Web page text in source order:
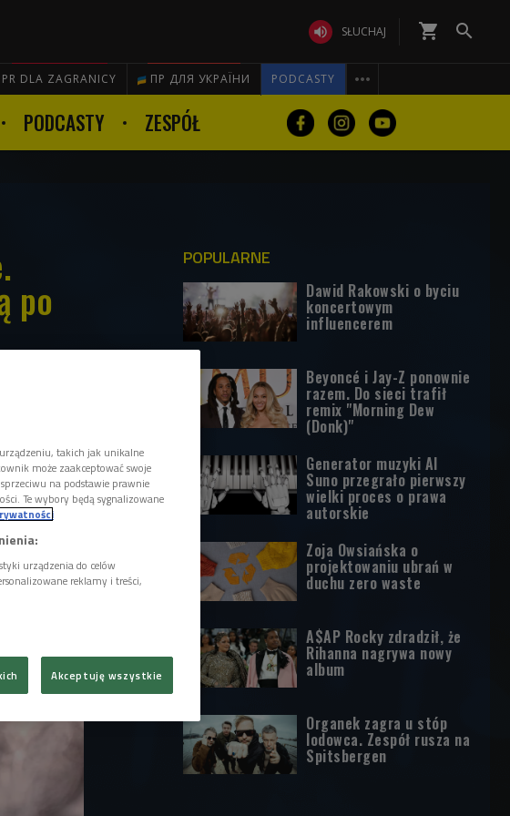
 SŁUCHAJ shopping_cart 
PR DLA ZAGRANICY ПР ДЛЯ УКРАЇНИ PODCASTY 

PODCASTY ZESPÓŁ
po
POPULARNE
Dawid Rakowski o byciu
koncertowym
influencerem
Beyoncé i Jay-Z ponownie
razem. Do sieci trafił
remix "Morning Dew
(Donk)"
Generator muzyki AI
Suno przegrało pierwszy
wielki proces o prawa
autorskie
Zoja Owsiańska o
projektowaniu ubrań w
duchu zero waste
A$AP Rocky zdradził, że
Rihanna nagrywa nowy
album
Organek zagra u stóp
lodowca. Zespół rusza na
Spitsbergen
takich jak unikalne
może zaakceptować swoje
na podstawie prawnie
Te wybory będą sygnalizowane
urządzenia do celów
reklamy i treści,
Akceptuję wszystkie